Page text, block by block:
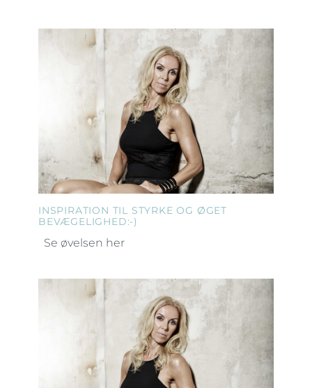
INSPIRATION TIL STYRKE OG ØGET
BEVÆGELIGHED:-)
Se øvelsen her